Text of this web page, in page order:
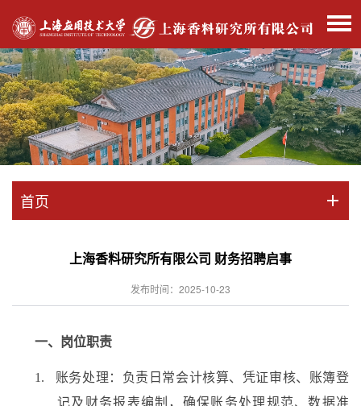
首页
上海香料研究所有限公司 财务招聘启事
发布时间：2025-10-23
一、岗位职责
1.
账务处理：负责日常会计核算、凭证审核、账簿登
记及财务报表编制，确保账务处理规范、数据准